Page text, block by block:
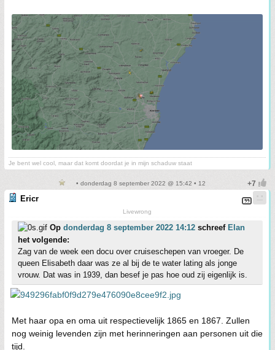
Je bent wel cool, maar dat komt doordat je in mijn schaduw staat
• donderdag 8 september 2022 @ 15:42 • 12
Ericr
Livewrong
Op donderdag 8 september 2022 14:12 schreef Elan
het volgende:
Zag van de week een docu over cruiseschepen van vroeger. De
queen Elisabeth daar was ze al bij de te water lating als jonge
vrouw. Dat was in 1939, dan besef je pas hoe oud zij eigenlijk is.
Met haar opa en oma uit respectievelijk 1865 en 1867. Zullen
nog weinig levenden zijn met herinneringen aan personen uit die
tijd.